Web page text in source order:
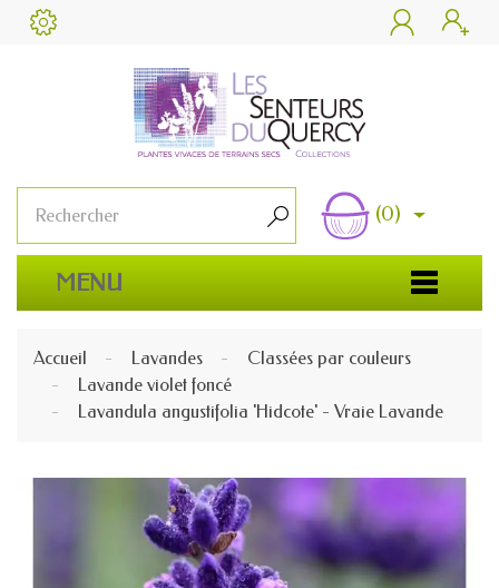
 
 (0)
MENU
Accueil Lavandes
Classées par couleurs
Lavande violet foncé
Lavandula angustifolia 'Hidcote' - Vraie Lavande